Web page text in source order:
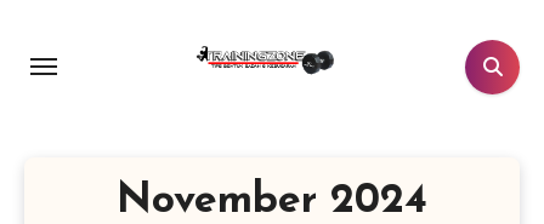
konten
November 2024